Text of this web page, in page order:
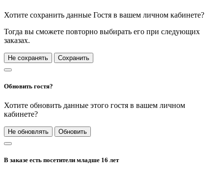
Хотите сохранить данные Гостя в вашем личном кабинете?
Тогда вы сможете повторно выбирать его при следующих
заказах.
Не сохранять Сохранить
Обновить гостя?
Хотите обновить данные этого гостя в вашем личном
кабинете?
Не обновлять Обновить
В заказе есть посетители младше 16 лет